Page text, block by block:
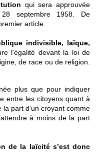
qui sera approuvée
septembre 1958. De
article.
indivisible, laïque,
l'égalité devant la loi de
de race ou de religion.
plus que pour indiquer
entre les citoyens quant à
part d’un croyant comme
à moins de la part
de la laïcité s’est donc